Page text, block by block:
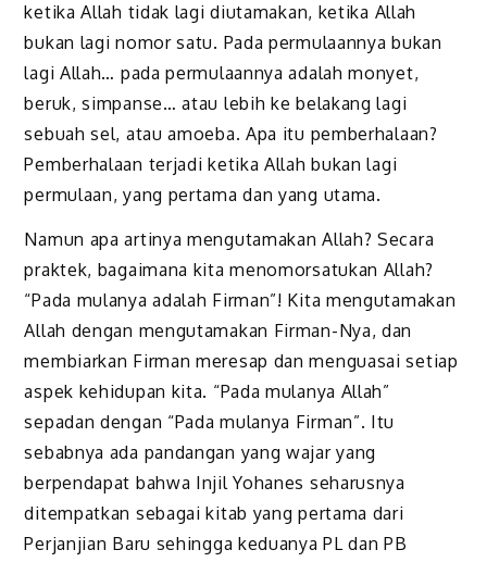
ketika Allah tidak lagi diutamakan, ketika Allah
bukan lagi nomor satu. Pada permulaannya bukan
lagi Allah… pada permulaannya adalah monyet,
beruk, simpanse… atau lebih ke belakang lagi
sebuah sel, atau amoeba. Apa itu pemberhalaan?
Pemberhalaan terjadi ketika Allah bukan lagi
permulaan, yang pertama dan yang utama.
Namun apa artinya mengutamakan Allah? Secara
praktek, bagaimana kita menomorsatukan Allah?
“Pada mulanya adalah Firman”! Kita mengutamakan
Allah dengan mengutamakan Firman-Nya, dan
membiarkan Firman meresap dan menguasai setiap
aspek kehidupan kita. “Pada mulanya Allah”
sepadan dengan “Pada mulanya Firman”. Itu
sebabnya ada pandangan yang wajar yang
berpendapat bahwa Injil Yohanes seharusnya
ditempatkan sebagai kitab yang pertama dari
Perjanjian Baru sehingga keduanya PL dan PB